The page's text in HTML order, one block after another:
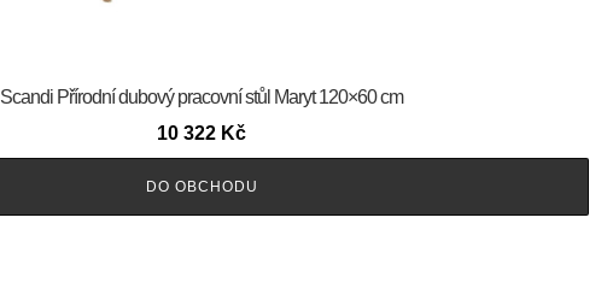
Scandi Přírodní dubový pracovní stůl Maryt 120×60 cm
10 322 Kč
DO OBCHODU